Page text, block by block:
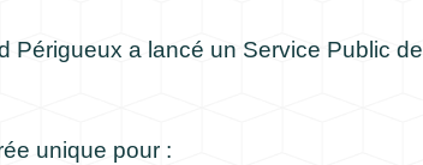
Périgueux a lancé un Service Public de
unique pour :